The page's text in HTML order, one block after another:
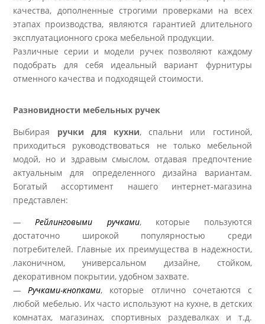
качества, дополненные строгими проверками на всех
этапах производства, являются гарантией длительного
эксплуатационного срока мебельной продукции.
Различные серии и модели ручек позволяют каждому
подобрать для себя идеальный вариант фурнитуры
отменного качества и подходящей стоимости.
Разновидности мебельных ручек
Выбирая ручки для кухни, спальни или гостиной,
приходиться руководствоваться не только мебельной
модой, но и здравым смыслом, отдавая предпочтение
актуальным для определенного дизайна вариантам.
Богатый ассортимент нашего интернет-магазина
представлен:
—Рейлинговыми ручками, которые пользуются
достаточно широкой популярностью среди
потребителей. Главные их преимущества в надежности,
лаконичном, универсальном дизайне, стойком,
декоративном покрытии, удобном захвате.
—Ручками-кнопками, которые отлично сочетаются с
любой мебелью. Их часто используют на кухне, в детских
комнатах, магазинах, спортивных раздевалках и т.д.